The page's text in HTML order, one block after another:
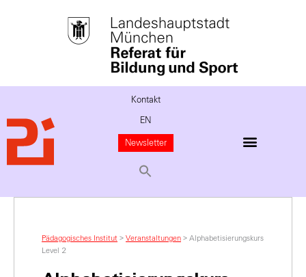
Kontakt
EN
Newsletter
Pädagogisches Institut > Veranstaltungen > Alphabetisierungskurs
Level 2